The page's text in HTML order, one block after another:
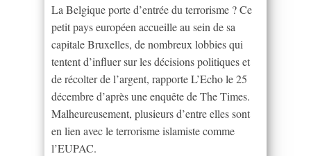
La Belgique porte d’entrée du terrorisme ? Ce
petit pays européen accueille au sein de sa
capitale Bruxelles, de nombreux lobbies qui
tentent d’influer sur les décisions politiques et
de récolter de l’argent, rapporte L’Echo le 25
décembre d’après une enquête de The Times.
Malheureusement, plusieurs d’entre elles sont
en lien avec le terrorisme islamiste comme
l’EUPAC.